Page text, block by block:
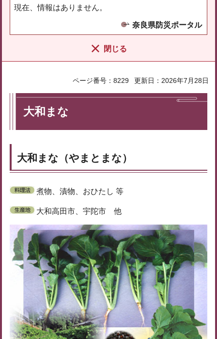
現在、情報はありません。
奈良県防災ポータル
閉じる
ページ番号：8229 更新日：2026年7月28日
大和まな
大和まな（やまとまな）
煮物、漬物、おひたし 等
大和高田市、宇陀市 他